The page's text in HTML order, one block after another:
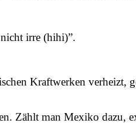
irre (hihi)”.
Kraftwerken verheizt,
Zählt man Mexiko dazu,